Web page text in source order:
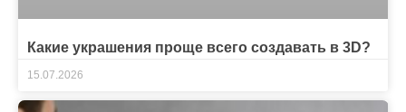
Какие украшения проще всего создавать в 3D?
15.07.2026